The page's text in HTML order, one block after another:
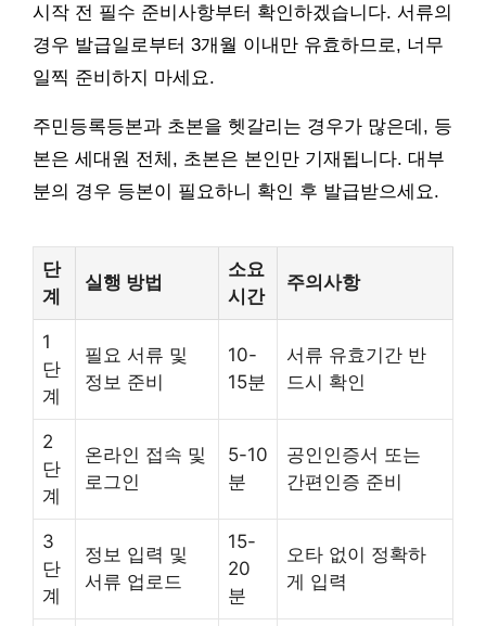
시작 전 필수 준비사항부터 확인하겠습니다. 서류의
경우 발급일로부터 3개월 이내만 유효하므로, 너무
일찍 준비하지 마세요.
주민등록등본과 초본을 헷갈리는 경우가 많은데, 등
본은 세대원 전체, 초본은 본인만 기재됩니다. 대부
분의 경우 등본이 필요하니 확인 후 발급받으세요.
단
계
실행 방법
소요
시간
주의사항
1
단
계
필요 서류 및
정보 준비
10-
15분
서류 유효기간 반
드시 확인
2
단
계
온라인 접속 및
로그인
5-10
분
공인인증서 또는
간편인증 준비
3
단
계
정보 입력 및
서류 업로드
15-
20
분
오타 없이 정확하
게 입력